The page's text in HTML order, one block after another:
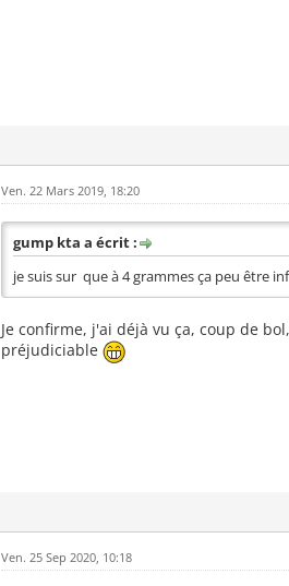
Ven. 22 Mars 2019, 18:20
gump kta a écrit :
je suis sur que à 4 grammes ça peu être
Je confirme, j'ai déjà vu ça, coup de
préjudiciable
Ven. 25 Sep 2020, 10:18